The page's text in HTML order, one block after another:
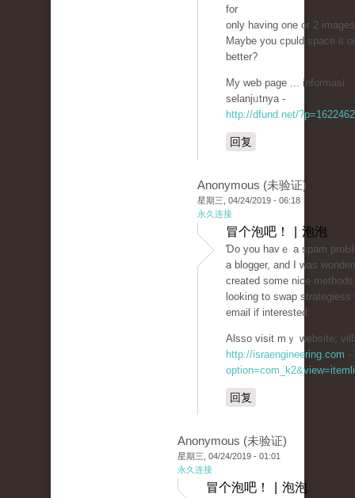
for
only having one or 2
Maybe you cpuld space it
better?
My web page ... informasi
sеlanjᥙtnya -
http://dfund.net/?p=1622462
回复
Anonymous (未验证)
星期三, 04/24/2019 - 06:18
永久连接
冒个泡吧！ | 泡泡
Ɗo you havｅ a spam
a blogger, and I was
сreated some nice
looking to ѕwap
email if interested.
Alsso visit mｙ website;
http://israengineering.com -
回复
Anonymous (未验证)
星期三, 04/24/2019 - 01:01
永久连接
冒个泡吧！ | 泡泡